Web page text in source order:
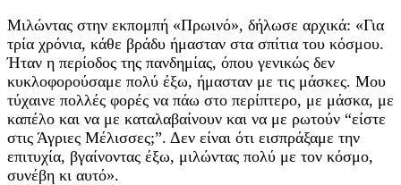
Μιλώντας στην εκπομπή «Πρωινό», δήλωσε αρχικά: «Για
τρία χρόνια, κάθε βράδυ ήμασταν στα σπίτια του κόσμου.
Ήταν η περίοδος της πανδημίας, όπου γενικώς δεν
κυκλοφορούσαμε πολύ έξω, ήμασταν με τις μάσκες. Μου
τύχαινε πολλές φορές να πάω στο περίπτερο, με μάσκα, με
καπέλο και να με καταλαβαίνουν και να με ρωτούν “είστε
στις Άγριες Μέλισσες;”. Δεν είναι ότι εισπράξαμε την
επιτυχία, βγαίνοντας έξω, μιλώντας πολύ με τον κόσμο,
συνέβη κι αυτό».